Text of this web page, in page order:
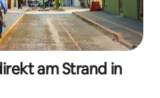
am Strand in